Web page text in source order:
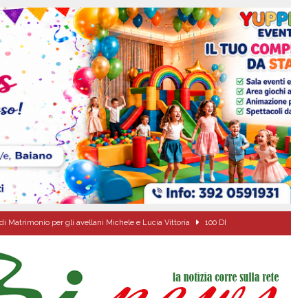
di Matrimonio per gli avellani Michele e Lucia Vittoria 100 DI
il triduo di Santa Filomena tra le strade del paese